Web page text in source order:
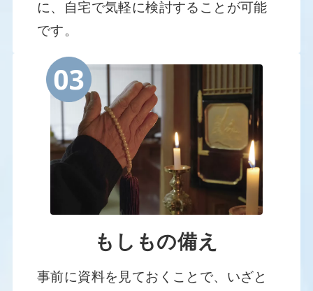
に、自宅で気軽に検討することが可能
です。
もしもの備え
事前に資料を見ておくことで、いざと